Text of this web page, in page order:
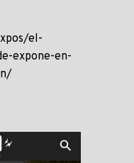
el-
expone-en-